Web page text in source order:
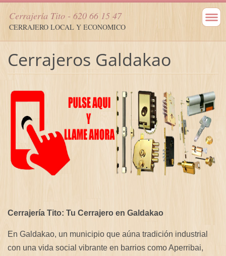
Cerrajería Tito - 620 66 15 47
CERRAJERO LOCAL Y ECONOMICO
Cerrajeros Galdakao
Cerrajería Tito: Tu Cerrajero en Galdakao
En Galdakao, un municipio que aúna tradición industrial
con una vida social vibrante en barrios como Aperribai,